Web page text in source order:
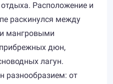
Расположение и
раскинулся между
мангровыми
дюн,
лагун.
разнообразием: от